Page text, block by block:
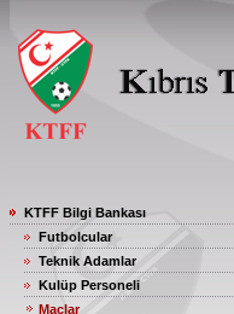
KTFF Bilgi Bankası
Futbolcular
Teknik Adamlar
Kulüp Personeli
Maçlar